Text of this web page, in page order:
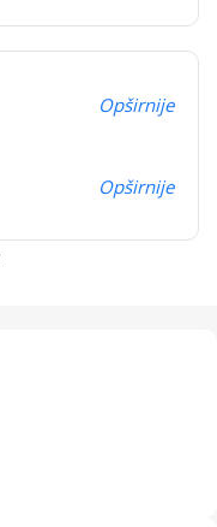
Opširnije
Opširnije